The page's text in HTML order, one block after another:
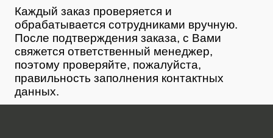
Каждый заказ проверяется и
обрабатывается сотрудниками вручную.
После подтверждения заказа, с Вами
свяжется ответственный менеджер,
поэтому проверяйте, пожалуйста,
правильность заполнения контактных
данных.